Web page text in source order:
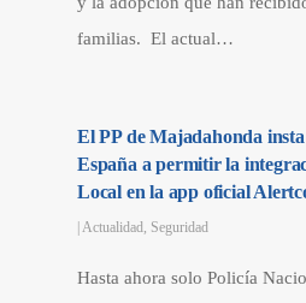
familias. El actual…
El PP de Majadahonda
España a permitir la
Local en la app oficial
|Actualidad, Seguridad
Hasta ahora solo Policía